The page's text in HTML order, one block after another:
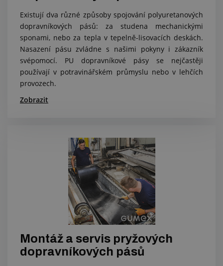
Existují dva různé způsoby spojování polyuretanových
dopravníkových pásů: za studena mechanickými
sponami, nebo za tepla v tepelně-lisovacích deskách.
Nasazení pásu zvládne s našimi pokyny i zákazník
svépomocí. PU dopravníkové pásy se nejčastěji
používají v potravinářském průmyslu nebo v lehčích
provozech.
Zobrazit
Montáž a servis pryžových
dopravníkových pásů